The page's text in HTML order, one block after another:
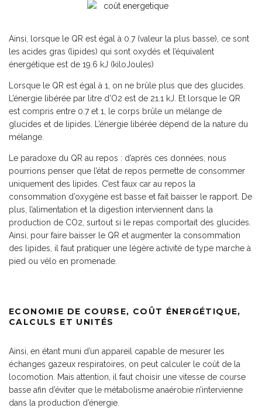
Ainsi, lorsque le QR est égal à 0.7 (valeur la plus basse), ce sont
les acides gras (lipides) qui sont oxydés et l’équivalent
énergétique est de 19.6 kJ (kiloJoules)
Lorsque le QR est égal à 1, on ne brûle plus que des glucides.
L’énergie libérée par litre d’O2 est de 21.1 kJ. Et lorsque le QR
est compris entre 0.7 et 1, le corps brûle un mélange de
glucides et de lipides. L’énergie libérée dépend de la nature du
mélange.
Le paradoxe du QR au repos : d’après ces données, nous
pourrions penser que l’état de repos permette de consommer
uniquement des lipides. C’est faux car au repos la
consommation d’oxygène est basse et fait baisser le rapport. De
plus, l’alimentation et la digestion interviennent dans la
production de CO2, surtout si le repas comportait des glucides.
Ainsi, pour faire baisser le QR et augmenter la consommation
des lipides, il faut pratiquer une légère activité de type marche à
pied ou vélo en promenade.
ECONOMIE DE COURSE, COÛT ÉNERGÉTIQUE,
CALCULS ET UNITÉS
Ainsi, en étant muni d’un appareil capable de mesurer les
échanges gazeux respiratoires, on peut calculer le coût de la
locomotion. Mais attention, il faut choisir une vitesse de course
basse afin d’éviter que le métabolisme anaérobie n’intervienne
dans la production d’énergie.